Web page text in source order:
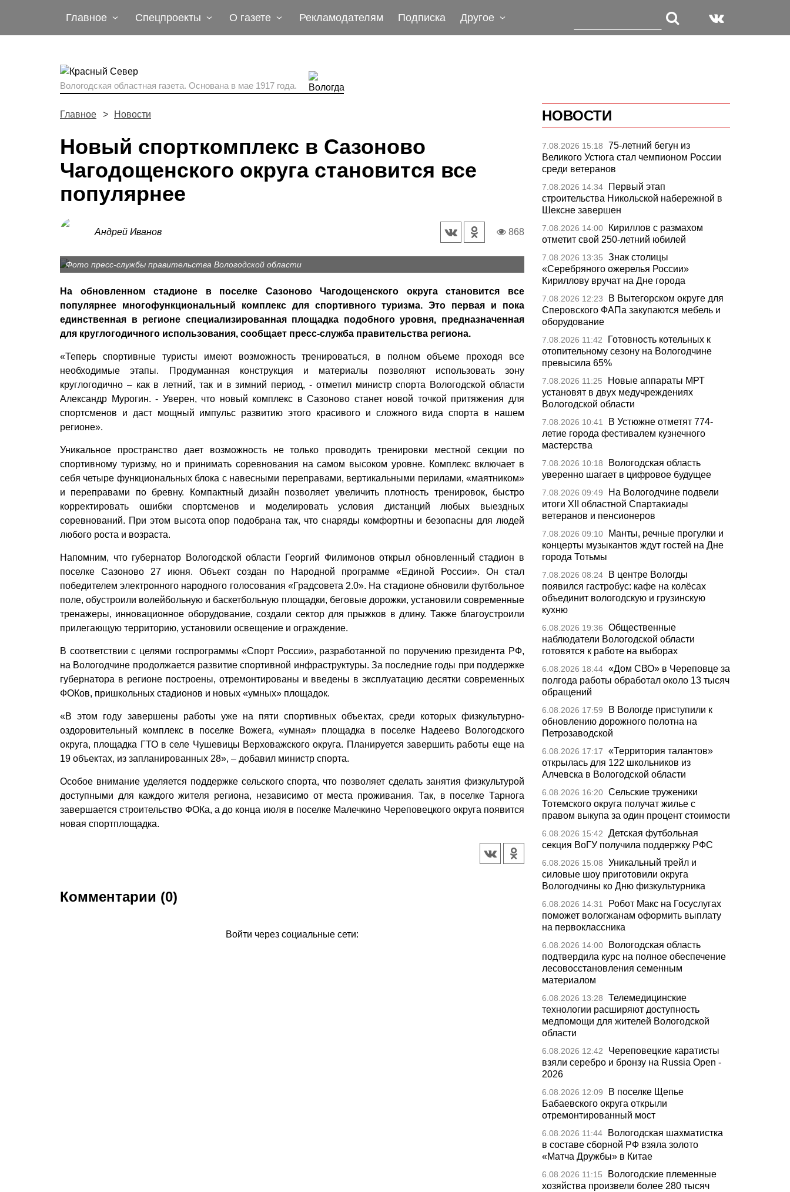
Главное Спецпроекты О газете Рекламодателям Подписка Другое
Вологодская областная газета. Основана в мае 1917 года.
Главное Новости
Новый спорткомплекс в Сазоново
Чагодощенского округа становится все
популярнее
Андрей Иванов 868
Фото пресс-службы правительства Вологодской области
На обновленном стадионе в поселке Сазоново Чагодощенского округа становится все
популярнее многофункциональный комплекс для спортивного туризма. Это первая и пока
единственная в регионе специализированная площадка подобного уровня, предназначенная
для круглогодичного использования, сообщает пресс-служба правительства региона.
«Теперь спортивные туристы имеют возможность тренироваться, в полном объеме проходя все
необходимые этапы. Продуманная конструкция и материалы позволяют использовать зону
круглогодично – как в летний, так и в зимний период, - отметил министр спорта Вологодской области
Александр Мурогин. - Уверен, что новый комплекс в Сазоново станет новой точкой притяжения для
спортсменов и даст мощный импульс развитию этого красивого и сложного вида спорта в нашем
регионе».
Уникальное пространство дает возможность не только проводить тренировки местной секции по
спортивному туризму, но и принимать соревнования на самом высоком уровне. Комплекс включает в
себя четыре функциональных блока с навесными переправами, вертикальными перилами, «маятником»
и переправами по бревну. Компактный дизайн позволяет увеличить плотность тренировок, быстро
корректировать ошибки спортсменов и моделировать условия дистанций любых выездных
соревнований. При этом высота опор подобрана так, что снаряды комфортны и безопасны для людей
любого роста и возраста.
Напомним, что губернатор Вологодской области Георгий Филимонов открыл обновленный стадион в
поселке Сазоново 27 июня. Объект создан по Народной программе «Единой России». Он стал
победителем электронного народного голосования «Градсовета 2.0». На стадионе обновили футбольное
поле, обустроили волейбольную и баскетбольную площадки, беговые дорожки, установили современные
тренажеры, инновационное оборудование, создали сектор для прыжков в длину. Также благоустроили
прилегающую территорию, установили освещение и ограждение.
В соответствии с целями госпрограммы «Спорт России», разработанной по поручению президента РФ,
на Вологодчине продолжается развитие спортивной инфраструктуры. За последние годы при поддержке
губернатора в регионе построены, отремонтированы и введены в эксплуатацию десятки современных
ФОКов, пришкольных стадионов и новых «умных» площадок.
«В этом году завершены работы уже на пяти спортивных объектах, среди которых физкультурно-
оздоровительный комплекс в поселке Вожега, «умная» площадка в поселке Надеево Вологодского
округа, площадка ГТО в селе Чушевицы Верховажского округа. Планируется завершить работы еще на
19 объектах, из запланированных 28», – добавил министр спорта.
Особое внимание уделяется поддержке сельского спорта, что позволяет сделать занятия физкультурой
доступными для каждого жителя региона, независимо от места проживания. Так, в поселке Тарнога
завершается строительство ФОКа, а до конца июля в поселке Малечкино Череповецкого округа появится
новая спортплощадка.
Комментарии (0)
Войти через социальные сети:
НОВОСТИ
7.08.2026 15:18
75-летний бегун из
Великого Устюга стал чемпионом России
среди ветеранов
7.08.2026 14:34
Первый этап
строительства Никольской набережной в
Шексне завершен
7.08.2026 14:00
Кириллов с размахом
отметит свой 250-летний юбилей
7.08.2026 13:35
Знак столицы
«Серебряного ожерелья России»
Кириллову вручат на Дне города
7.08.2026 12:23
В Вытегорском округе для
Сперовского ФАПа закупаются мебель и
оборудование
7.08.2026 11:42
Готовность котельных к
отопительному сезону на Вологодчине
превысила 65%
7.08.2026 11:25
Новые аппараты МРТ
установят в двух медучреждениях
Вологодской области
7.08.2026 10:41
В Устюжне отметят 774-
летие города фестивалем кузнечного
мастерства
7.08.2026 10:18
Вологодская область
уверенно шагает в цифровое будущее
7.08.2026 09:49
На Вологодчине подвели
итоги XII областной Спартакиады
ветеранов и пенсионеров
7.08.2026 09:10
Манты, речные прогулки и
концерты музыкантов ждут гостей на Дне
города Тотьмы
7.08.2026 08:24
В центре Вологды
появился гастробус: кафе на колёсах
объединит вологодскую и грузинскую
кухню
6.08.2026 19:36
Общественные
наблюдатели Вологодской области
готовятся к работе на выборах
6.08.2026 18:44 «Дом СВО» в Череповце за
полгода работы обработал около 13 тысяч
обращений
6.08.2026 17:59
В Вологде приступили к
обновлению дорожного полотна на
Петрозаводской
6.08.2026 17:17
«Территория талантов»
открылась для 122 школьников из
Алчевска в Вологодской области
6.08.2026 16:20 Сельские труженики
Тотемского округа получат жилье с
правом выкупа за один процент стоимости
6.08.2026 15:42
Детская футбольная
секция ВоГУ получила поддержку РФС
6.08.2026 15:08
Уникальный трейл и
силовые шоу приготовили округа
Вологодчины ко Дню физкультурника
6.08.2026 14:31
Робот Макс на Госуслугах
поможет вологжанам оформить выплату
на первоклассника
6.08.2026 14:00
Вологодская область
подтвердила курс на полное обеспечение
лесовосстановления семенным
материалом
6.08.2026 13:28
Телемедицинские
технологии расширяют доступность
медпомощи для жителей Вологодской
области
6.08.2026 12:42
Череповецкие каратисты
взяли серебро и бронзу на Russia Open -
2026
6.08.2026 12:09
В поселке Щепье
Бабаевского округа открыли
отремонтированный мост
6.08.2026 11:44
Вологодская шахматистка
в составе сборной РФ взяла золото
«Матча Дружбы» в Китае
6.08.2026 11:15
Вологодские племенные
хозяйства произвели более 280 тысяч